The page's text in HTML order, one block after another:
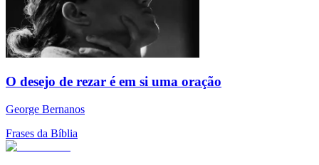
O desejo de rezar é em si uma oração
George Bernanos
Frases da Bíblia